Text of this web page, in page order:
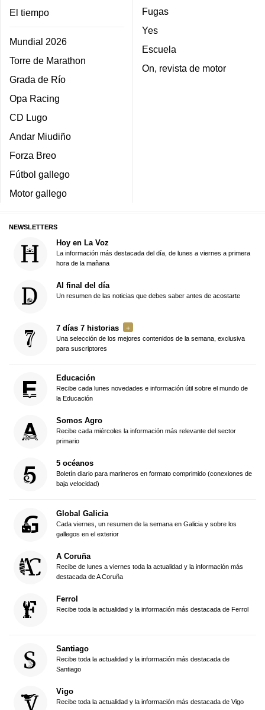
El tiempo
Mundial 2026
Torre de Marathon
Grada de Río
Opa Racing
CD Lugo
Andar Miudiño
Forza Breo
Fútbol gallego
Motor gallego
Fugas
Yes
Escuela
On, revista de motor
NEWSLETTERS
Hoy en La Voz
La información más destacada del día, de lunes a viernes a primera
hora de la mañana
Al final del día
Un resumen de las noticias que debes saber antes de acostarte
7 días 7 historias
Una selección de los mejores contenidos de la semana, exclusiva
para suscriptores
Educación
Recibe cada lunes novedades e información útil sobre el mundo de
la Educación
Somos Agro
Recibe cada miércoles la información más relevante del sector
primario
5 océanos
Boletín diario para marineros en formato comprimido (conexiones de
baja velocidad)
Global Galicia
Cada viernes, un resumen de la semana en Galicia y sobre los
gallegos en el exterior
A Coruña
Recibe de lunes a viernes toda la actualidad y la información más
destacada de A Coruña
Ferrol
Recibe toda la actualidad y la información más destacada de Ferrol
Santiago
Recibe toda la actualidad y la información más destacada de
Santiago
Vigo
Recibe toda la actualidad y la información más destacada de Vigo